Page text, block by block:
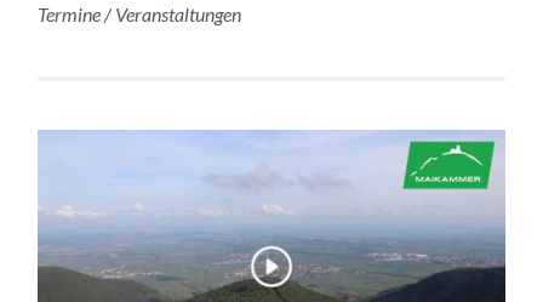
Termine / Veranstaltungen